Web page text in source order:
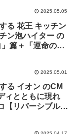
2025.05.05
る 花王 キッチン
ン泡ハイター の
篇＋「運命の無
2025.05.01
る イオン のCM
ィとともに現れ
【リバーシブル